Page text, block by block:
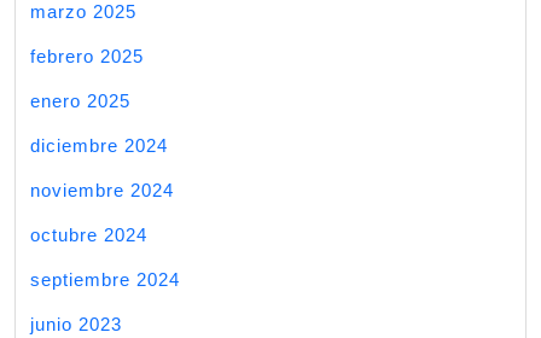
marzo 2025
febrero 2025
enero 2025
diciembre 2024
noviembre 2024
octubre 2024
septiembre 2024
junio 2023